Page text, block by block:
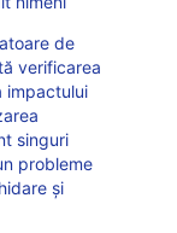
de
verificarea
impactului
singuri
probleme
și